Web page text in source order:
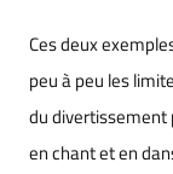
Ces deux
peu à peu les
du divertissement
en chant et en